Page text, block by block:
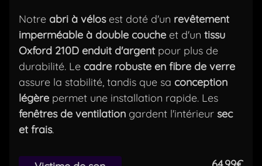
Notre abri à vélosest doté d'un revêtement
imperméable à double couche et d'un tissu
Oxford 210D enduit d'argent pour plus de
durabilité. Le cadre robuste en fibre de verre
assure la stabilité, tandis que sa conception
légère permet une installation rapide. Les
fenêtres de ventilation gardent l'intérieur sec
et frais.